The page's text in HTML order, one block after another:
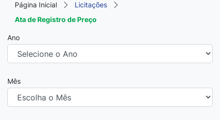
Página Inicial
Licitações
Ata de Registro de Preço
Ano
Mês